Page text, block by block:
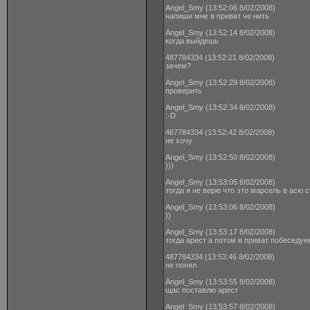
Angel_Smy (13:52:06 8/02/2008)
напиши мне в приват че нить
Angel_Smy (13:52:14 8/02/2008)
когда выйдешь
487784334 (13:52:21 8/02/2008)
зачем?
Angel_Smy (13:52:29 8/02/2008)
проверить
Angel_Smy (13:52:34 8/02/2008)
:-D
487784334 (13:52:42 8/02/2008)
не хочу
Angel_Smy (13:52:50 8/02/2008)
)))
Angel_Smy (13:53:05 8/02/2008)
тогда я не верю что это марсель в асю
Angel_Smy (13:53:06 8/02/2008)
))
Angel_Smy (13:53:17 8/02/2008)
тогда арест а потом в приват
487784334 (13:53:46 8/02/2008)
не понял
Angel_Smy (13:53:55 8/02/2008)
щас поставлю арест
Angel_Smy (13:53:57 8/02/2008)